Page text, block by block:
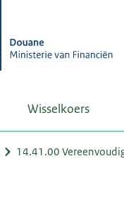
Wisselkoers
14.41.00